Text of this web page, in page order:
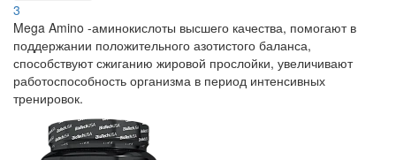
3
Mega Amino -аминокислоты высшего качества, помогают в
поддержании положительного азотистого баланса,
способствуют сжиганию жировой прослойки, увеличивают
работоспособность организма в период интенсивных
тренировок.